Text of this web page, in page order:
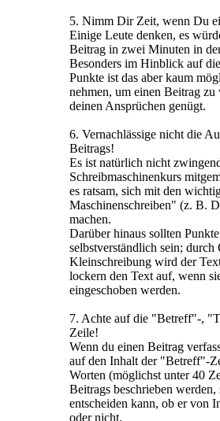
5. Nimm Dir Zeit, wenn Du
Einige Leute denken, es
Beitrag in zwei Minuten in
Besonders im Hinblick auf
Punkte ist das aber kaum
nehmen, um einen Beitrag zu
deinen Ansprüchen genügt.
6. Vernachlässige nicht die
Beitrags!
Es ist natürlich nicht
Schreibmaschinenkurs
es ratsam, sich mit den
Maschinenschreiben" (z. B.
machen.
Darüber hinaus sollten
selbstverständlich sein; durch
Kleinschreibung wird der
lockern den Text auf, wenn
eingeschoben werden.
7. Achte auf die "Betreff"-,
Zeile!
Wenn du einen Beitrag
auf den Inhalt der "Betreff"-
Worten (möglichst unter 40
Beitrags beschrieben werden,
entscheiden kann, ob er von
oder nicht.